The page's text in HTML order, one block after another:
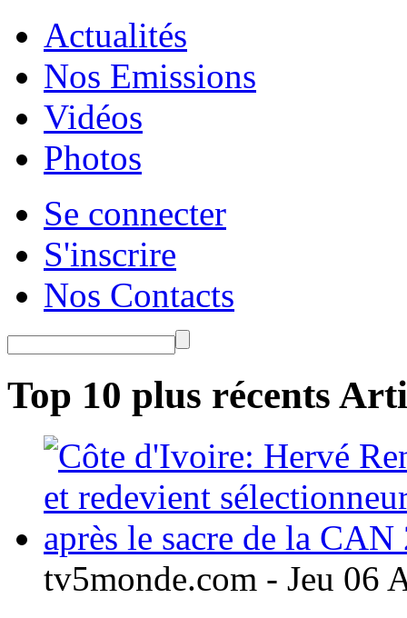
Actualités
Nos Emissions
Vidéos
Photos
Se connecter
S'inscrire
Nos Contacts
Top 10 plus récents
tv5monde.com - Jeu 06